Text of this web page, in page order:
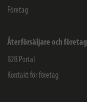
Företag
Återförsäljare och företag
B2B Portal
Kontakt för företag